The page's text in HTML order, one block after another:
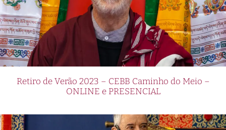
Retiro de Verão 2023 – CEBB Caminho do Meio –
ONLINE e PRESENCIAL